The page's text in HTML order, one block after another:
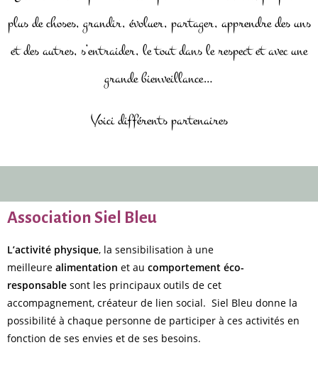
plus de choses, grandir, évoluer, partager, apprendre des uns
et des autres, s’entraider, le tout dans le respect et avec une
grande bienveillance…
Voici différents partenaires
Association Siel Bleu
L’activité physique, la sensibilisation à une
meilleure alimentation et au comportement éco-
responsable sont les principaux outils de cet
accompagnement, créateur de lien social. Siel Bleu donne la
possibilité à chaque personne de participer à ces activités en
fonction de ses envies et de ses besoins.